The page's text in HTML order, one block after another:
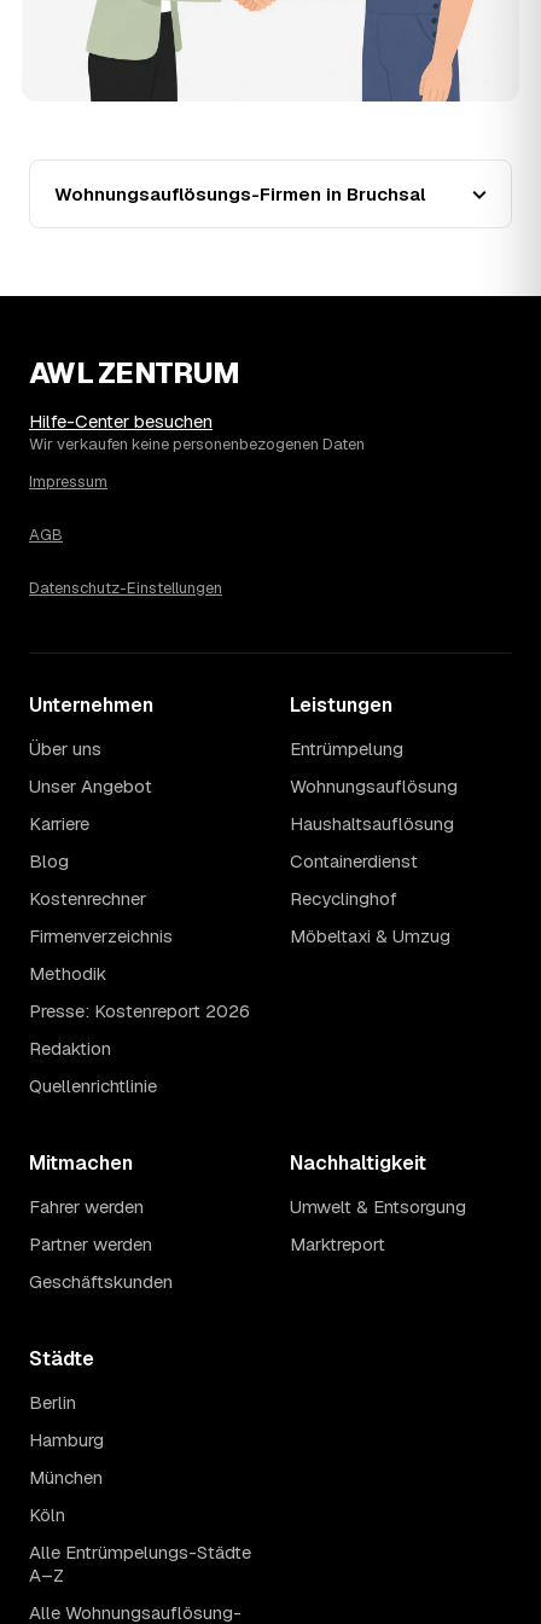
Marktentwicklung.
Warum liegt die Preisspanne zwischen 750 und
3.080 € in Bruchsal?
Die Spanne ergibt sich vor allem aus Wohnfläche und
liegt eher am unteren Ende, eine voll eingerichtete
Wohnung mit Etage ohne Aufzug oder viel Sperrmüll eher
am oberen. Anrechenbare Wertgegenstände senken den
Endpreis zusätzlich. Den genauen Betrag für Ihre
Wohnungsauflösungs-Firmen in Bruchsal
AWL ZENTRUM
Hilfe-Center besuchen
Wir verkaufen keine personenbezogenen Daten
Impressum
AGB
Datenschutz-Einstellungen
Unternehmen
Über uns
Unser Angebot
Karriere
Blog
Kostenrechner
Firmenverzeichnis
Methodik
Presse: Kostenreport 2026
Redaktion
Quellenrichtlinie
Leistungen
Entrümpelung
Wohnungsauflösung
Haushaltsauflösung
Containerdienst
Recyclinghof
Möbeltaxi & Umzug
Mitmachen
Fahrer werden
Partner werden
Geschäftskunden
Nachhaltigkeit
Umwelt & Entsorgung
Marktreport
Städte
Berlin
Hamburg
München
Köln
Alle Entrümpelungs-Städte
A–Z
Alle Wohnungsauflösung-